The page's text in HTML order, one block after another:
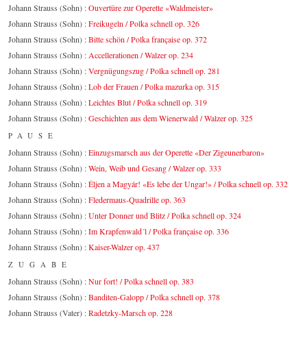
Johann Strauss (Sohn) :Ouvertüre zur Operette «Waldmeister»
Johann Strauss (Sohn) :Freikugeln / Polka schnell op. 326
Johann Strauss (Sohn) :Bitte schön / Polka française op. 372
Johann Strauss (Sohn) : Accellerationen / Walzer op. 234
Johann Strauss (Sohn) :Vergnügungszug / Polka schnell op. 281
Johann Strauss (Sohn) :Lob der Frauen / Polka mazurka op. 315
Johann Strauss (Sohn) :Leichtes Blut / Polka schnell op. 319
Johann Strauss (Sohn) :Geschichten aus dem Wienerwald / Walzer op. 325
PAUSE
Johann Strauss (Sohn) :Einzugsmarsch aus der Operette «Der Zigeunerbaron»
Johann Strauss (Sohn) :Wein, Weib und Gesang / Walzer op. 333
Johann Strauss (Sohn) :Éljen a Magyár! «Es lebe der Ungar!» / Polka schnell op. 332
Johann Strauss (Sohn) :Fledermaus-Quadrille op. 363
Johann Strauss (Sohn) :Unter Donner und Blitz / Polka schnell op. 324
Johann Strauss (Sohn) :Im Krapfenwald´l / Polka française op. 336
Johann Strauss (Sohn) :Kaiser-Walzer op. 437
ZUGABE
Johann Strauss (Sohn) :Nur fort! / Polka schnell op. 383
Johann Strauss (Sohn) :Banditen-Galopp / Polka schnell op. 378
Johann Strauss (Vater) :Radetzky-Marsch op. 228